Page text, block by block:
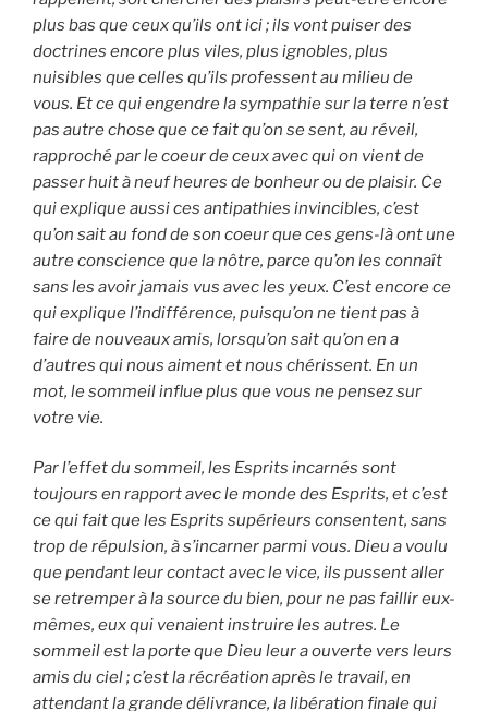
plus bas que ceux qu’ils ont ici ; ils vont puiser des
doctrines encore plus viles, plus ignobles, plus
nuisibles que celles qu’ils professent au milieu de
vous. Et ce qui engendre la sympathie sur la terre n’est
pas autre chose que ce fait qu’on se sent, au réveil,
rapproché par le coeur de ceux avec qui on vient de
passer huit à neuf heures de bonheur ou de plaisir. Ce
qui explique aussi ces antipathies invincibles, c’est
qu’on sait au fond de son coeur que ces gens-là ont une
autre conscience que la nôtre, parce qu’on les connaît
sans les avoir jamais vus avec les yeux. C’est encore ce
qui explique l’indifférence, puisqu’on ne tient pas à
faire de nouveaux amis, lorsqu’on sait qu’on en a
d’autres qui nous aiment et nous chérissent. En un
mot, le sommeil influe plus que vous ne pensez sur
votre vie.
Par l’effet du sommeil, les Esprits incarnés sont
toujours en rapport avec le monde des Esprits, et c’est
ce qui fait que les Esprits supérieurs consentent, sans
trop de répulsion, à s’incarner parmi vous. Dieu a voulu
que pendant leur contact avec le vice, ils pussent aller
se retremper à la source du bien, pour ne pas faillir eux-
mêmes, eux qui venaient instruire les autres. Le
sommeil est la porte que Dieu leur a ouverte vers leurs
amis du ciel ; c’est la récréation après le travail, en
attendant la grande délivrance, la libération finale qui